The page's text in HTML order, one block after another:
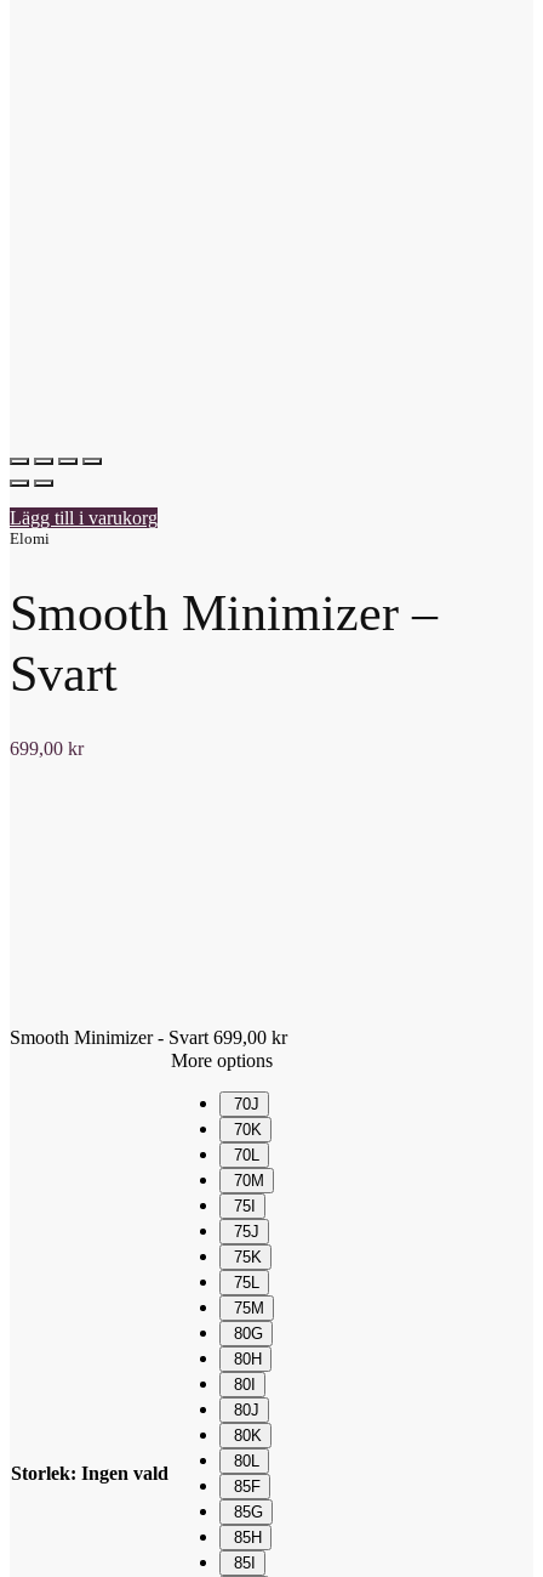
Lägg till i varukorg
Elomi
Smooth Minimizer –
Svart
699,00 kr
Smooth Minimizer - Svart 699,00 kr
Storlek: Ingen vald
More options
70J
70K
70L
70M
75I
75J
75K
75L
75M
80G
80H
80I
80J
80K
80L
85F
85G
85H
85I